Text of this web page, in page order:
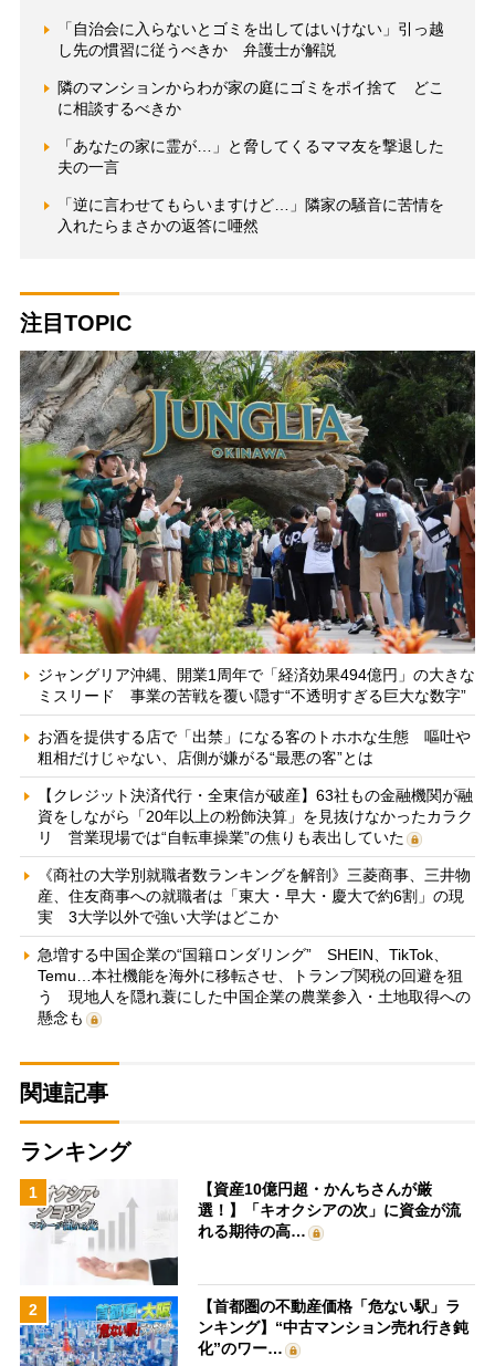
「自治会に入らないとゴミを出してはいけない」引っ越
し先の慣習に従うべきか 弁護士が解説
隣のマンションからわが家の庭にゴミをポイ捨て どこ
に相談するべきか
「あなたの家に霊が…」と脅してくるママ友を撃退した
夫の一言
「逆に言わせてもらいますけど…」隣家の騒音に苦情を
入れたらまさかの返答に唖然
注目TOPIC
ジャングリア沖縄、開業1周年で「経済効果494億円」の大きな
ミスリード 事業の苦戦を覆い隠す“不透明すぎる巨大な数字”
お酒を提供する店で「出禁」になる客のトホホな生態 嘔吐や
粗相だけじゃない、店側が嫌がる“最悪の客”とは
【クレジット決済代行・全東信が破産】63社もの金融機関が融
資をしながら「20年以上の粉飾決算」を見抜けなかったカラク
リ 営業現場では“自転車操業”の焦りも表出していた
《商社の大学別就職者数ランキングを解剖》三菱商事、三井物
産、住友商事への就職者は「東大・早大・慶大で約6割」の現
実 3大学以外で強い大学はどこか
急増する中国企業の“国籍ロンダリング” SHEIN、TikTok、
Temu…本社機能を海外に移転させ、トランプ関税の回避を狙
う 現地人を隠れ蓑にした中国企業の農業参入・土地取得への
懸念も
関連記事
ランキング
1
【資産10億円超・かんちさんが厳
選！】「キオクシアの次」に資金が流
れる期待の高…
2
【首都圏の不動産価格「危ない駅」ラ
ンキング】“中古マンション売れ行き鈍
化”のワー…